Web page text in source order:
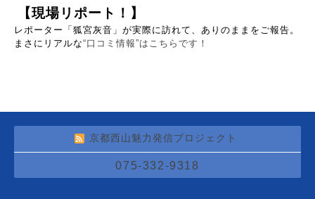
【現場リポート！】
レポーター「狐宮灰音」が実際に訪れて、ありのままをご報告。
まさにリアルな“口コミ情報”はこちらです！
京都西山魅力発信プロジェクト
075-332-9318